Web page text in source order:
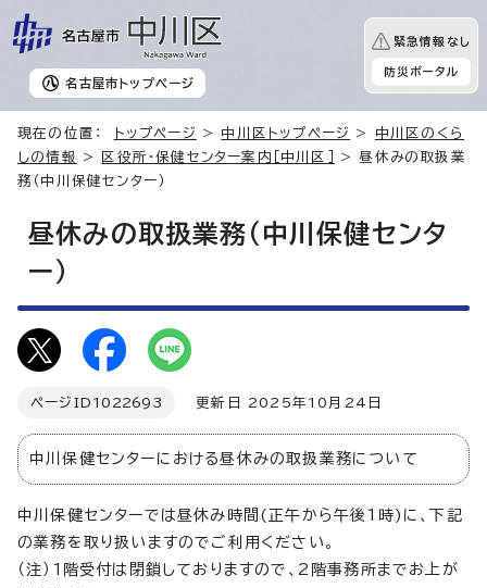
名古屋市 トップページ
緊急情報なし
防災ポータル
現在の位置： トップページ > 中川区トップページ > 中川区のくら
しの情報
> 区役所・保健センター案内［中川区］
> 昼休みの取扱業
務（中川保健センター）
昼休みの取扱業務（中川保健センタ
ー）
ページID 1022693 更新日 2025年10月24日
中川保健センターにおける昼休みの取扱業務について
中川保健センターでは昼休み時間(正午から午後1時)に、下記
の業務を取り扱いますのでご利用ください。
（注）1階受付は閉鎖しておりますので、2階事務所までお上が